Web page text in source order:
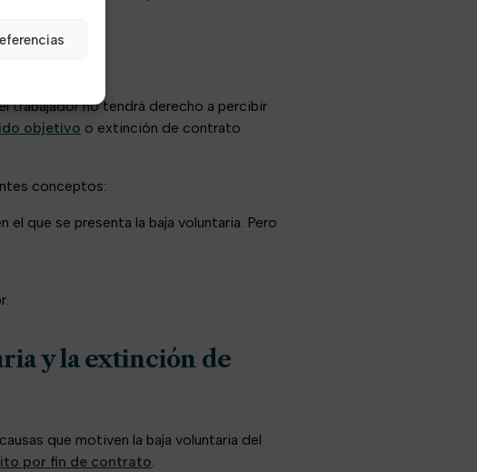
trabajador no tendrá derecho a percibir
objetivo o extinción de contrato
conceptos:
el que se presenta la baja voluntaria. Pero
y la extinción de
que motiven la baja voluntaria del
por fin de contrato.